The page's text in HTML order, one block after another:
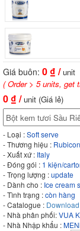
Giá buôn: 0 ₫ / unit
( Order > 5 units, get
0 ₫ /unit (Giá lẻ)
- Loại :Soft serve
- Thương hiệu :
- Xuất xứ : Italy
- Đóng gói : 1 kiện/
- Trọng lượng :update
- Dành cho : Ice cream
- Tình trạng :còn hàng
- Catalogue :
- Nhà phân phối:VUA
- Nhà Nhập khẩu :